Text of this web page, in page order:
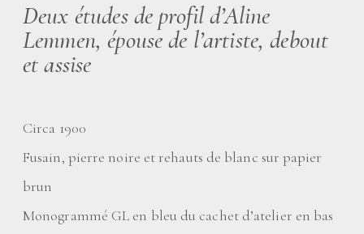
Deux études de profil d’Aline
Lemmen, épouse de l’artiste, debout
et assise
Circa 1900
Fusain, pierre noire et rehauts de blanc sur papier
brun
Monogrammé GL en bleu du cachet d’atelier en bas